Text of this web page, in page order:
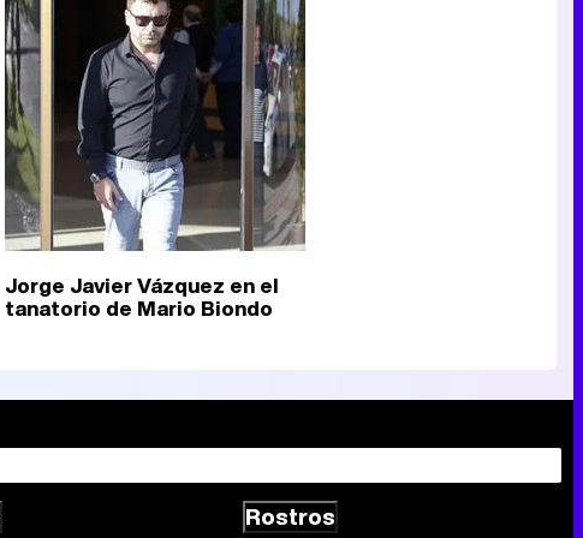
Canción ganadora de Eurovisión 2026: DARA con "Bangaranga" por Bulgaria
Jorge Javier Vázquez en el
tanatorio de Mario Biondo
Rostros